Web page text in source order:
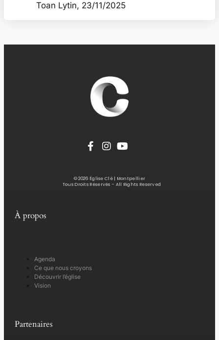
Toan Lytin, 23/11/2025
© 2026 Église Clé | Montpellier
Tous Droits Réservés – All Rights Reserved
À propos
Agenda
Ce que nous croyons
Découvrir l’église
Vision
Partenaires